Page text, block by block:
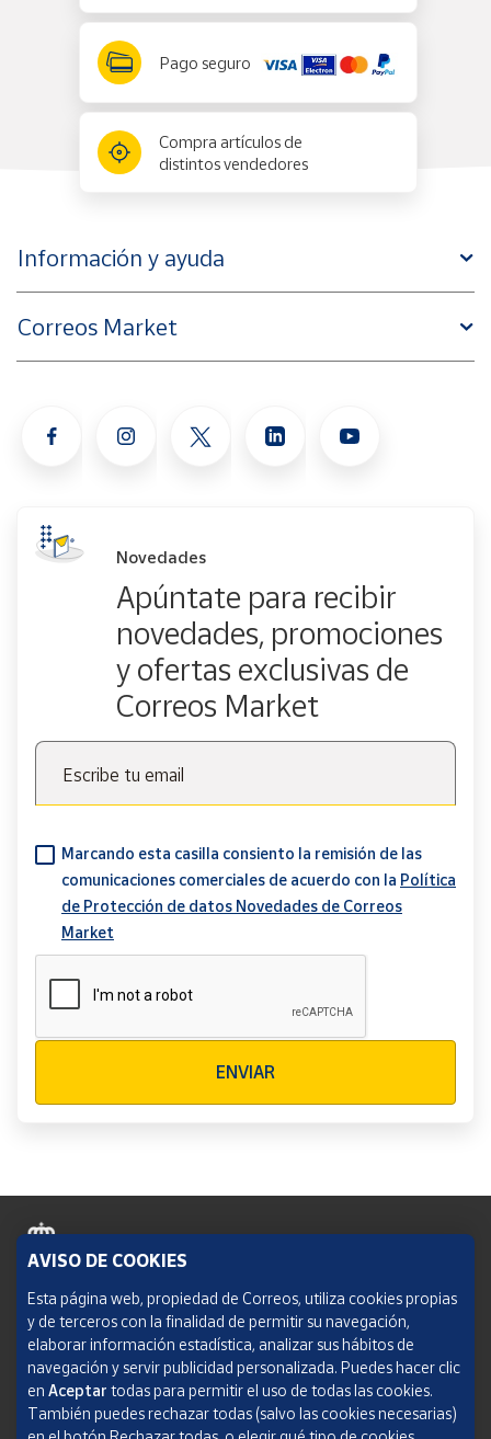
Pago seguro
Compra artículos de
distintos vendedores
Información y ayuda
Correos Market
Novedades
Apúntate para recibir
novedades, promociones
y ofertas exclusivas de
Correos Market
Escribe tu email
Marcando esta casilla consiento la remisión de las
comunicaciones comerciales de acuerdo con la Política
de Protección de datos Novedades de Correos
Market
ENVIAR
Política de cookies
Aviso legal
Condiciones del servicio
Política de Privacidad Web
AVISO DE COOKIES
Esta página web, propiedad de Correos, utiliza cookies propias
y de terceros con la finalidad de permitir su navegación,
elaborar información estadística, analizar sus hábitos de
navegación y servir publicidad personalizada. Puedes hacer clic
en Aceptar todas para permitir el uso de todas las cookies.
También puedes rechazar todas (salvo las cookies necesarias)